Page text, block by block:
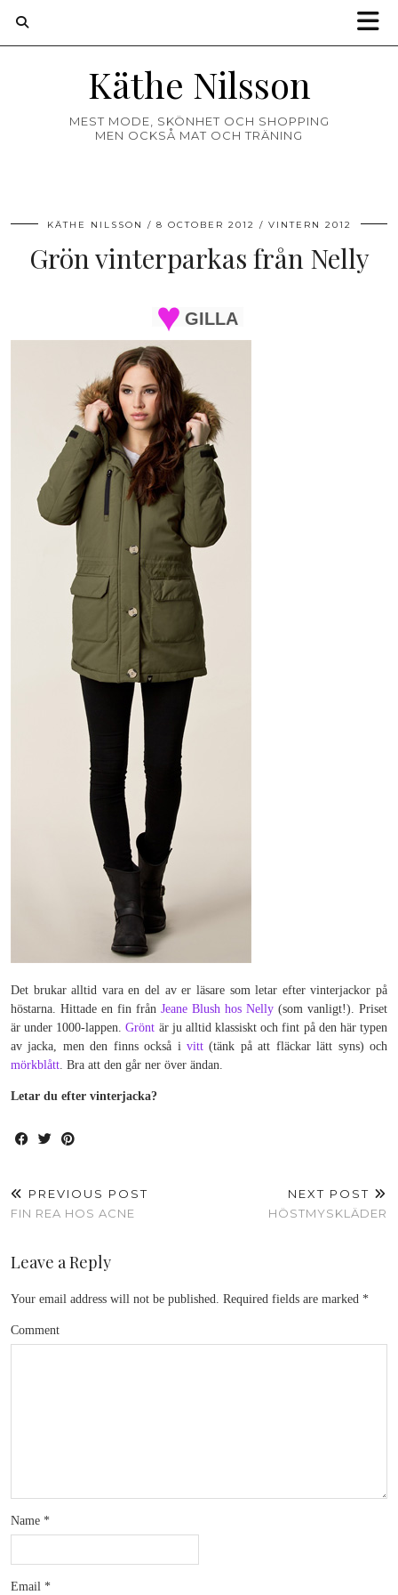
Käthe Nilsson
MEST MODE, SKÖNHET OCH SHOPPING
MEN OCKSÅ MAT OCH TRÄNING
KÄTHE NILSSON 8 OCTOBER 2012 VINTERN 2012
Grön vinterparkas från Nelly
GILLA
Det brukar alltid vara en del av er läsare som letar efter vinterjackor på
höstarna. Hittade en fin från Jeane Blush hos Nelly (som vanligt!). Priset
är under 1000-lappen.Grönt är ju alltid klassiskt och fint på den här typen
av jacka, men den finns också i vitt (tänk på att fläckar lätt syns) och
mörkblått. Bra att den går ner över ändan.
Letar du efter vinterjacka?
PREVIOUS POST
FIN REA HOS ACNE
NEXT POST
HÖSTMYSKLÄDER
Leave a Reply
Your email address will not be published. Required fields are marked *
Comment
Name *
Email *